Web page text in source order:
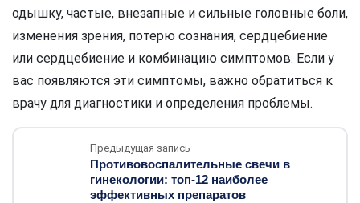
одышку, частые, внезапные и сильные головные боли,
изменения зрения, потерю сознания, сердцебиение
или сердцебиение и комбинацию симптомов. Если у
вас появляются эти симптомы, важно обратиться к
врачу для диагностики и определения проблемы.
Предыдущая запись
Противовоспалительные свечи в
гинекологии: топ-12 наиболее
эффективных препаратов